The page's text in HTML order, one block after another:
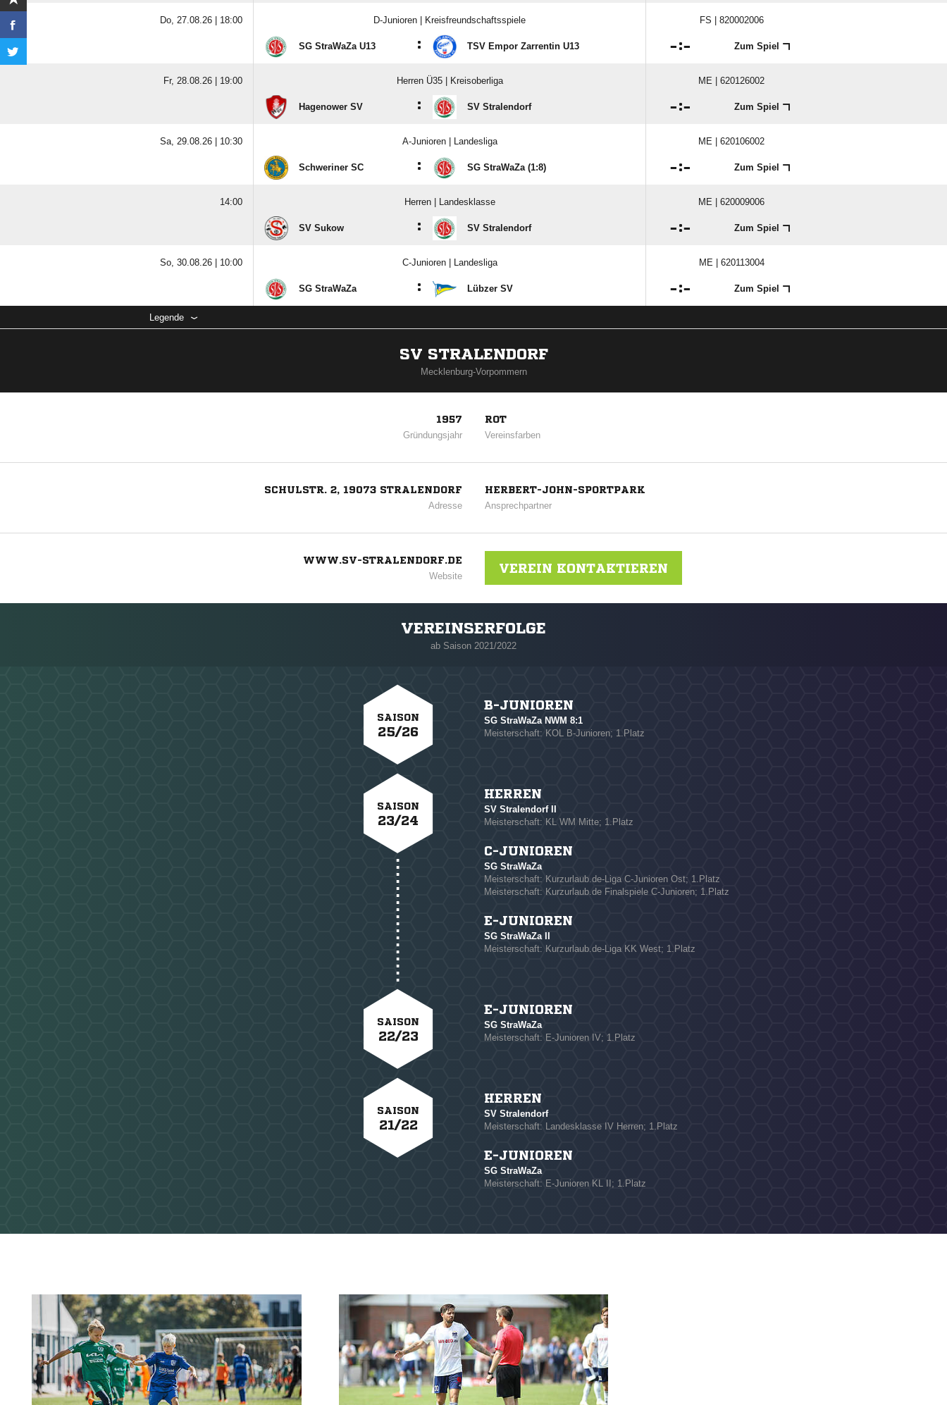
Do, 27.08.26 | 18:00 D-Junioren | Kreisfreundschaftsspiele FS | 820002006
SG StraWaZa U13 : TSV Empor Zarrentin U13 : Zum Spiel
Fr, 28.08.26 | 19:00 Herren Ü35 | Kreisoberliga ME | 620126002
Hagenower SV : SV Stralendorf : Zum Spiel
Sa, 29.08.26 | 10:30 A-Junioren | Landesliga ME | 620106002
Schweriner SC : SG StraWaZa (1:8) : Zum Spiel
14:00 Herren | Landesklasse ME | 620009006
SV Sukow : SV Stralendorf : Zum Spiel
So, 30.08.26 | 10:00 C-Junioren | Landesliga ME | 620113004
SG StraWaZa : Lübzer SV : Zum Spiel
Legende
SV STRALENDORF
Mecklenburg-Vorpommern
1957
Gründungsjahr
ROT
Vereinsfarben
SCHULSTR. 2, 19073 STRALENDORF
Adresse
HERBERT-JOHN-SPORTPARK
Ansprechpartner
WWW.SV-STRALENDORF.DE
Website
VEREIN KONTAKTIEREN
* Pflichtfelder
VEREINSERFOLGE
ab Saison 2021/2022
SAISON
25/26
B-JUNIOREN
SG StraWaZa NWM 8:1
Meisterschaft: KOL B-Junioren; 1.Platz
SAISON
23/24
HERREN
SV Stralendorf II
Meisterschaft: KL WM Mitte; 1.Platz
C-JUNIOREN
SG StraWaZa
Meisterschaft: Kurzurlaub.de-Liga C-Junioren Ost; 1.Platz
Meisterschaft: Kurzurlaub.de Finalspiele C-Junioren; 1.Platz
E-JUNIOREN
SG StraWaZa II
Meisterschaft: Kurzurlaub.de-Liga KK West; 1.Platz
SAISON
22/23
E-JUNIOREN
SG StraWaZa
Meisterschaft: E-Junioren IV; 1.Platz
SAISON
21/22
HERREN
SV Stralendorf
Meisterschaft: Landesklasse IV Herren; 1.Platz
E-JUNIOREN
SG StraWaZa
Meisterschaft: E-Junioren KL II; 1.Platz